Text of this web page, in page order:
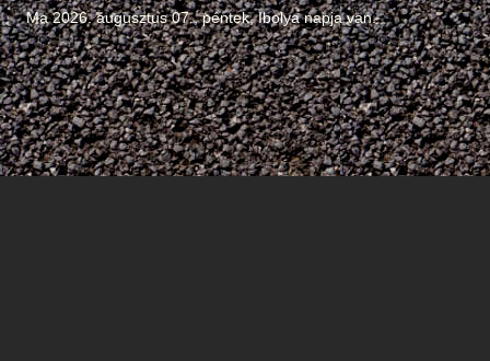
Ma 2026. augusztus 07., péntek,Ibolyanapja van.